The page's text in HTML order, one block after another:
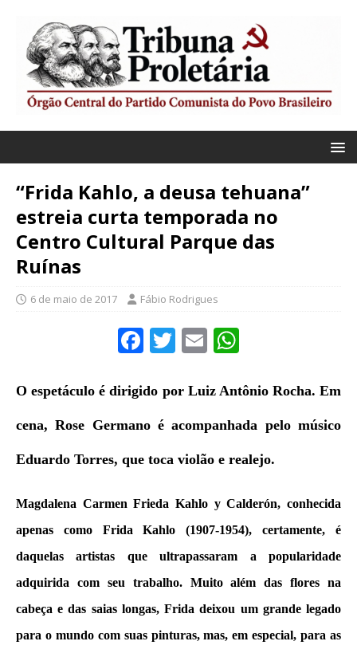
“Frida Kahlo, a deusa tehuana”
estreia curta temporada no
Centro Cultural Parque das
Ruínas
6 de maio de 2017 Fábio Rodrigues
F
a
c
e
b
o
o
k
T
w
it
te
r
E
m
ai
l
at
s
A
p
p
O espetáculo é dirigido por Luiz Antônio Rocha. Em
cena, Rose Germano é acompanhada pelo músico
Eduardo Torres, que toca violão e realejo.
Magdalena Carmen Frieda Kahlo y Calderón, conhecida
apenas como Frida Kahlo (1907-1954), certamente, é
daquelas artistas que ultrapassaram a popularidade
adquirida com seu trabalho. Muito além das flores na
cabeça e das saias longas, Frida deixou um grande legado
para o mundo com suas pinturas, mas, em especial, para as